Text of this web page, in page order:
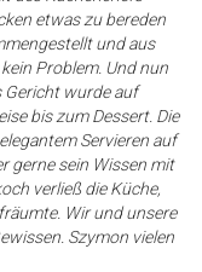
etwas zu bereden
und aus
Problem. Und nun
Gericht wurde auf
bis zum Dessert. Die
Servieren auf
gerne sein Wissen mit
verließ die Küche,
Wir und unsere
Szymon vielen